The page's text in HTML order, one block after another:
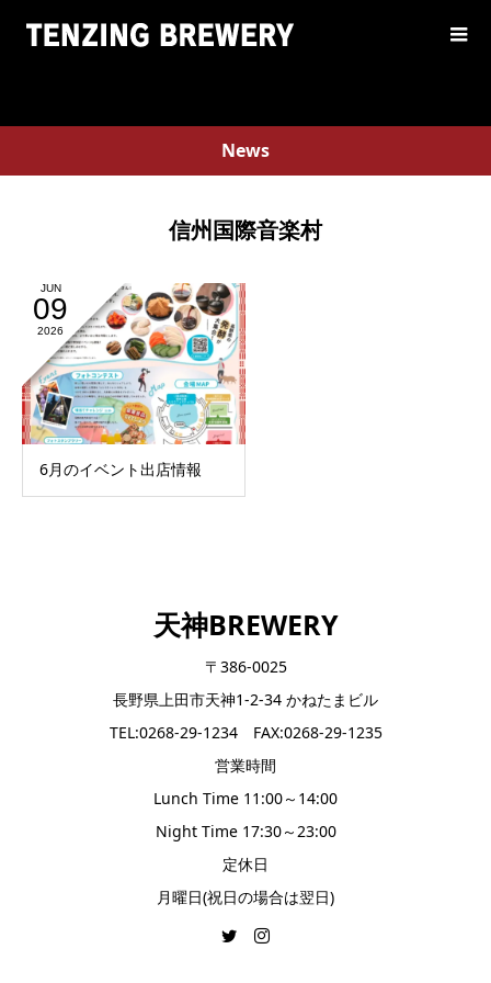
News
信州国際音楽村
JUN
09
2026
6月のイベント出店情報
天神BREWERY
〒386-0025
長野県上田市天神1-2-34 かねたまビル
TEL:0268-29-1234 FAX:0268-29-1235
営業時間
Lunch Time 11:00～14:00
Night Time 17:30～23:00
定休日
月曜日(祝日の場合は翌日)